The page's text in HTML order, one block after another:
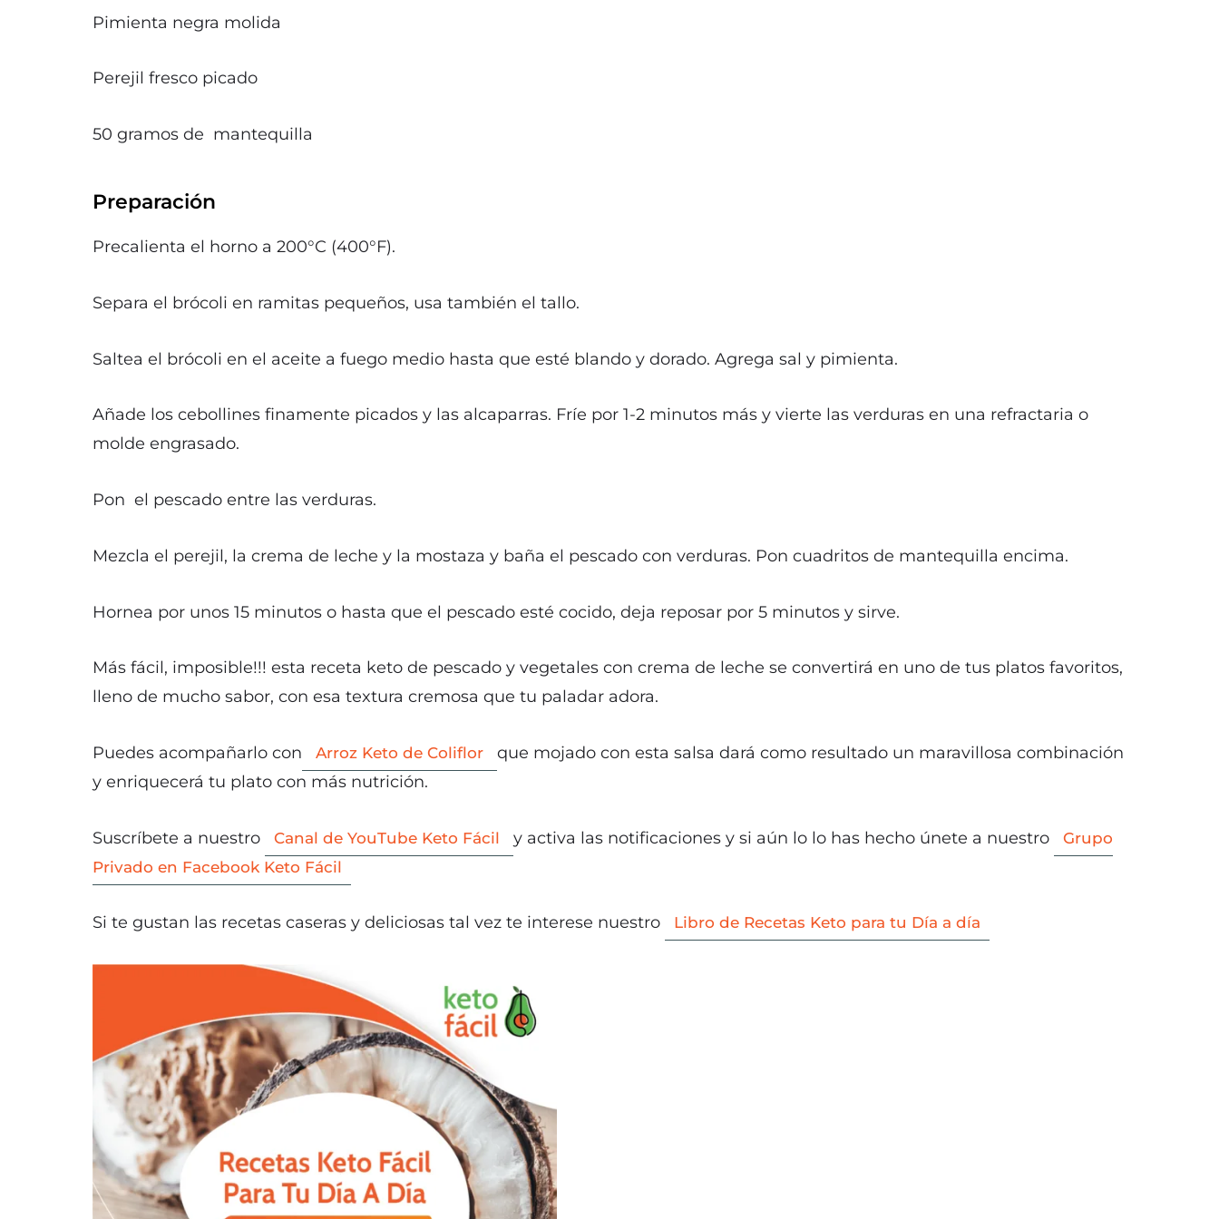
Pimienta negra molida
Perejil fresco picado
50 gramos de mantequilla
Preparación
Precalienta el horno a 200°C (400°F).
Separa el brócoli en ramitas pequeños, usa también el tallo.
Saltea el brócoli en el aceite a fuego medio hasta que esté blando y dorado. Agrega sal y pimienta.
Añade los cebollines finamente picados y las alcaparras. Fríe por 1-2 minutos más y vierte las verduras en una refractaria o
molde engrasado.
Pon el pescado entre las verduras.
Mezcla el perejil, la crema de leche y la mostaza y baña el pescado con verduras. Pon cuadritos de mantequilla encima.
Hornea por unos 15 minutos o hasta que el pescado esté cocido, deja reposar por 5 minutos y sirve.
Más fácil, imposible!!! esta receta keto de pescado y vegetales con crema de leche se convertirá en uno de tus platos favoritos,
lleno de mucho sabor, con esa textura cremosa que tu paladar adora.
Puedes acompañarlo con Arroz Keto de Coliflor
que mojado con esta salsa dará como resultado un maravillosa combinación
y enriquecerá tu plato con más nutrición.
Suscríbete a nuestro Canal de YouTube Keto Fácil y activa las notificaciones y si aún lo lo has hecho únete a nuestro
Grupo
Privado en Facebook Keto Fácil
Si te gustan las recetas caseras y deliciosas tal vez te interese nuestro Libro de Recetas Keto para tu Día a día